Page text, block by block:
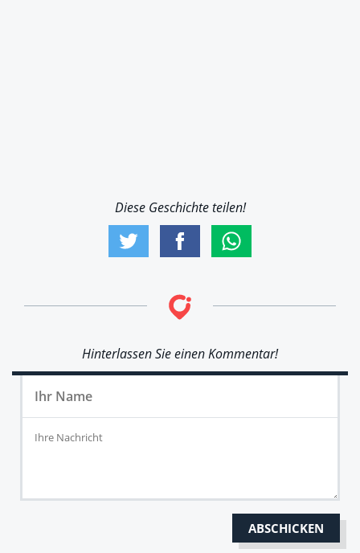
Diese Geschichte teilen!
Hinterlassen Sie einen Kommentar!